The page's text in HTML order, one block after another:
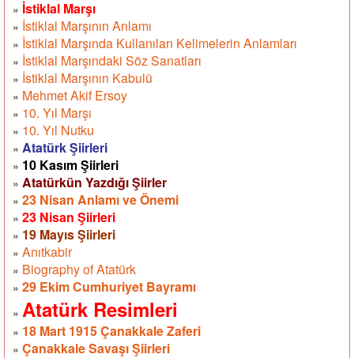
» İstiklal Marşı
» İstiklal Marşının Anlamı
» İstiklal Marşında Kullanılan Kelimelerin Anlamları
» İstiklal Marşındaki Söz Sanatları
» İstiklal Marşının Kabulü
» Mehmet Akif Ersoy
» 10. Yıl Marşı
» 10. Yıl Nutku
» Atatürk Şiirleri
» 10 Kasım Şiirleri
» Atatürkün Yazdığı Şiirler
» 23 Nisan Anlamı ve Önemi
» 23 Nisan Şiirleri
» 19 Mayıs Şiirleri
» Anıtkabir
» Biography of Atatürk
» 29 Ekim Cumhuriyet Bayramı
» Atatürk Resimleri
» 18 Mart 1915 Çanakkale Zaferi
» Çanakkale Savaşı Şiirleri